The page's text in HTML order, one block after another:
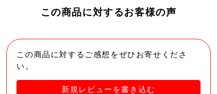
この商品に対するお客様の声
この商品に対するご感想をぜひお寄せくださ
い。
新規レビューを書き込む